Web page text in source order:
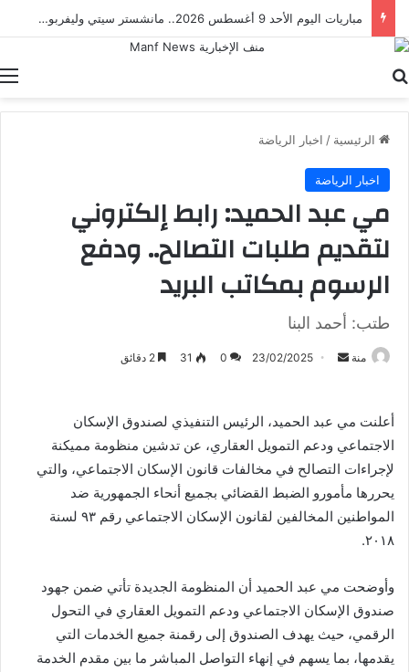
مباراة مصر والدنمارك.. ناشئات الفراعنة يطاردن برونزية كأس العالم لكرة اليد
الرئيسية / اخبار الرياضة
اخبار الرياضة
مي عبد الحميد: رابط إلكتروني
لتقديم طلبات التصالح.. ودفع
الرسوم بمكاتب البريد
طتب: أحمد البنا
منة
أرسل 23/02/2025
0
31
أعلنت مي عبد الحميد، الرئيس التنفيذي لصندوق الإسكان
الاجتماعي ودعم التمويل العقاري، عن تدشين منظومة مميكنة
لإجراءات التصالح في مخالفات قانون الإسكان الاجتماعي، والتي
يحررها مأمورو الضبط القضائي بجميع أنحاء الجمهورية ضد
المواطنين المخالفين لقانون الإسكان الاجتماعي رقم ٩٣ لسنة
٢٠١٨.
وأوضحت مي عبد الحميد أن المنظومة الجديدة تأتي ضمن جهود
صندوق الإسكان الاجتماعي ودعم التمويل العقاري في التحول
الرقمي، حيث يهدف الصندوق إلى رقمنة جميع الخدمات التي
يقدمها، بما يسهم في إنهاء التواصل المباشر ما بين مقدم الخدمة